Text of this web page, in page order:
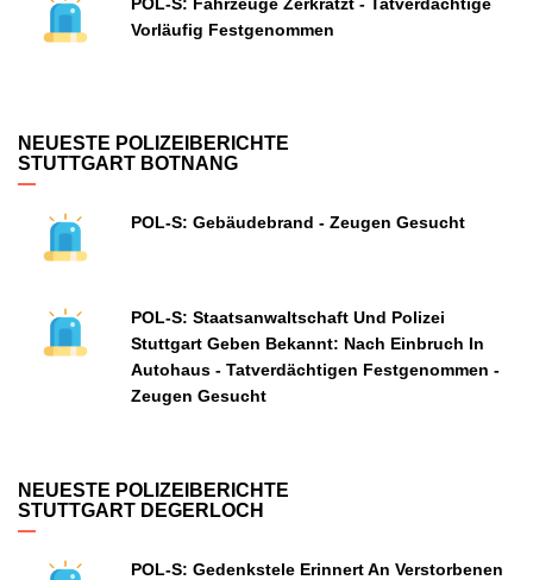
Vorläufig Festgenommen
NEUESTE POLIZEIBERICHTE
STUTTGART BOTNANG
POL-S: Gebäudebrand - Zeugen Gesucht
POL-S: Staatsanwaltschaft Und Polizei
Stuttgart Geben Bekannt: Nach Einbruch In
Autohaus - Tatverdächtigen Festgenommen -
Zeugen Gesucht
NEUESTE POLIZEIBERICHTE
STUTTGART DEGERLOCH
POL-S: Gedenkstele Erinnert An Verstorbenen